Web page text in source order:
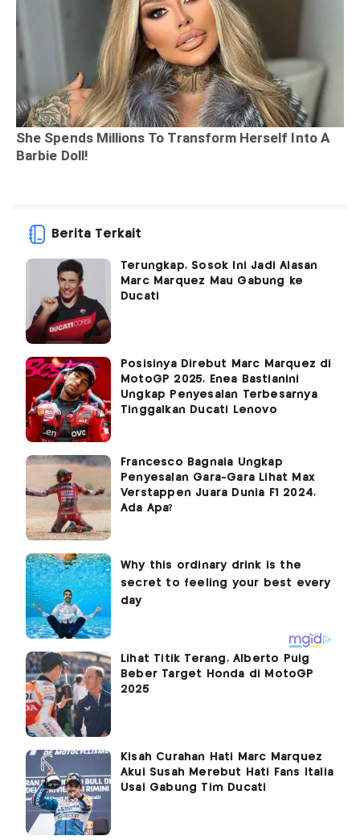
Berita Terkait
Terungkap, Sosok Ini Jadi Alasan
Marc Marquez Mau Gabung ke
Ducati
Posisinya Direbut Marc Marquez di
MotoGP 2025, Enea Bastianini
Ungkap Penyesalan Terbesarnya
Tinggalkan Ducati Lenovo
Francesco Bagnaia Ungkap
Penyesalan Gara-Gara Lihat Max
Verstappen Juara Dunia F1 2024,
Ada Apa?
Lihat Titik Terang, Alberto Puig
Beber Target Honda di MotoGP
2025
Kisah Curahan Hati Marc Marquez
Akui Susah Merebut Hati Fans Italia
Usai Gabung Tim Ducati